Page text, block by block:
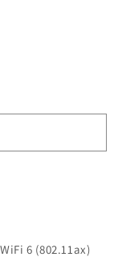
6 (802.11ax)